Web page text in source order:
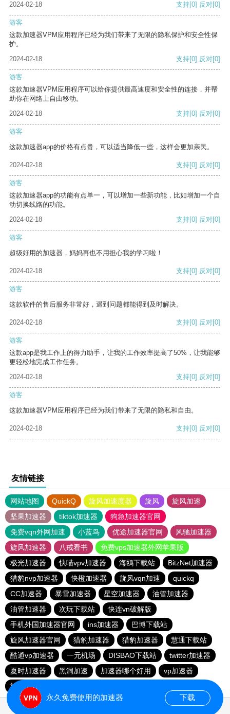
2024-02-18 支持[0] 反对[0]
游客
这款加速器VPM应用程序已经为我们带来了无限的隐私保护和安全性保
护。
2024-02-18
支持[0] 反对[0]
游客
这款加速器VPM应用程序可以给你提供最高速度和安全性的连接，并帮
助你在网络上自由移动。
2024-02-18
支持[0] 反对[0]
游客
这款加速器app的价格有点贵，可以适当降低一些，这样会更加亲民。
2024-02-18 支持[0] 反对[0]
游客
这款加速器app的功能有点单一，可以增加一些新功能，比如增加一个自
动切换线路的功能。
2024-02-18
支持[0] 反对[0]
游客
超级好用的加速器，妈妈再也不用担心我的学习啦！
2024-02-18 支持[0] 反对[0]
游客
这款软件的售后服务非常好，遇到问题都能得到及时解决。
2024-02-18 支持[0] 反对[0]
游客
这款app是我工作上的得力助手，让我的工作效率提高了50%，让我能够
更轻松地完成工作任务。
2024-02-18
支持[0] 反对[0]
游客
这款加速器VPM应用程序已经为我们带来了无限的隐私和自由。
2024-02-18 支持[0] 反对[0]
友情链接
网站地图 QuickQ 旋风加速度器 旋风
旋风加速
坚果加速器
tiktok加速器
狗急加速器官网
免费vqn外网加速
小蓝鸟 优途加速器官网
风驰加速器
旋风加速器
八戒看书
免费vps加速器外网苹果版
极光加速器
快喵vpv加速器 海鸥下载站
BitzNet加速器
猎豹nvp加速器
快橙加速器 旋风vqn加速
quickq
CC加速器
暴雪加速器 星空加速器
油管加速器
油管加速器
次玩下载站
快连vn破解版
手机外国加速器官网
ins加速器
巴博下载站
旋风加速器官网
猎豹加速器 猎豹加速器
慧通下载站
酷通vp加速器
一元机场 DISBAO下载站
twitter加速器
夏时加速器
黑洞加速 加速器哪个好用
vp加速器
旋风vqn官网
永久免费使用的加速器 下载